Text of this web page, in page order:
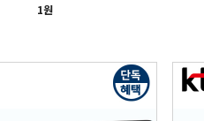
1원